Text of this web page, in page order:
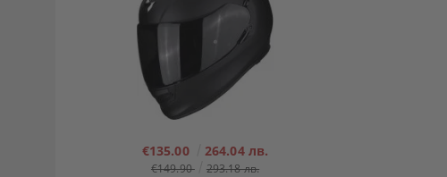
€135.00 264.04 лв.
€149.90
293.18 лв.